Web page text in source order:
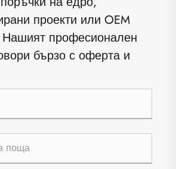
проекти или OEM
Нашият професионален
бързо с оферта и